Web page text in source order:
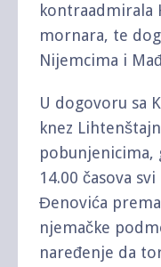
kontraadmirala
mornara, te
Nijemcima i
U dogovoru sa
knez
pobunjenicima,
14.00 časova
Đenovića
njemačke
naređenje da